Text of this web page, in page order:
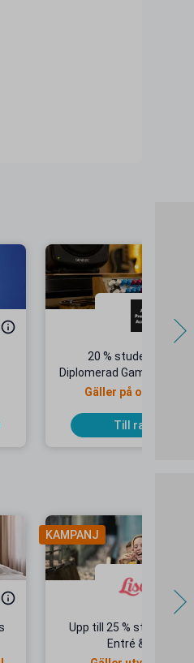
20 % studentrabatt
Diplomerad Game Audio
Gäller på ordinarie
Till rabatten
KAMPANJ
Upp till 25 %
Entré & Åkpass